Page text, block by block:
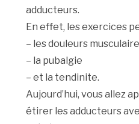
adducteurs.
En effet, les exercices
– les douleurs
– la pubalgie
– et la tendinite.
Aujourd’hui, vous allez
étirer les adducteurs